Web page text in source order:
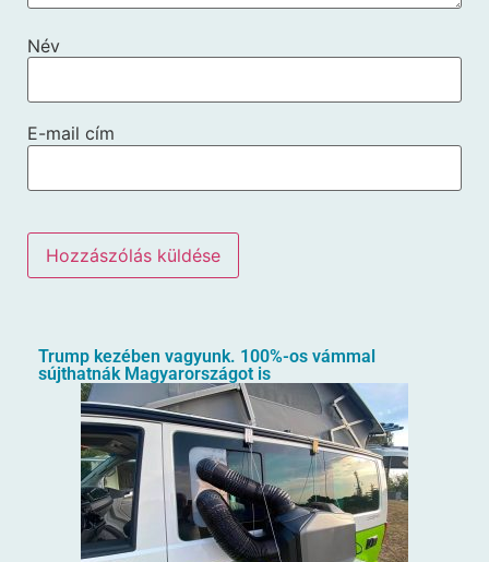
Név
E-mail cím
Trump kezében vagyunk. 100%-os vámmal
sújthatnák Magyarországot is